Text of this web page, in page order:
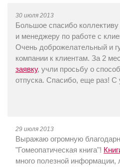
30 июля 2013
Большое спасибо коллективу
и менеджеру по работе с
Очень доброжелательный и
компании к клиентам. За 2
заявку, учли просьбу о
отпуска. Спасибо, еще раз! С
29 июля 2013
Выражаю огромную
"Гомеопатическая книга"!
много полезной информации,